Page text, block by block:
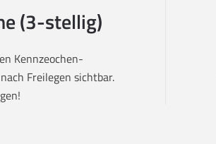
(3-stellig)
Kennzeochen-
Freilegen sichtbar.